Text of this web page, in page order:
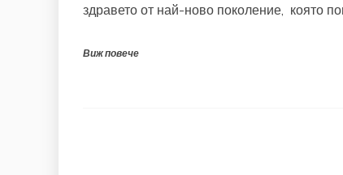
здравето от най-ново поколение, която
Виж повече